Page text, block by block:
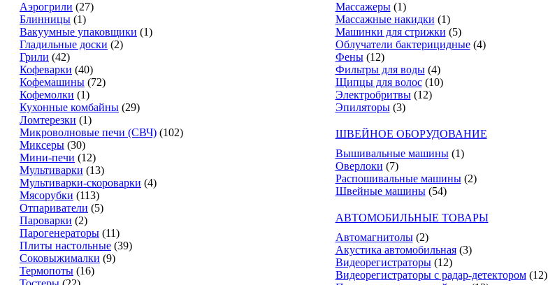
Аэрогрили (27)
Блинницы (1)
Вакуумные упаковщики (1)
Гладильные доски (2)
Грили (42)
Кофеварки (40)
Кофемашины (72)
Кофемолки (1)
Кухонные комбайны (29)
Ломтерезки (1)
Микроволновые печи (СВЧ) (102)
Миксеры (30)
Мини-печи (12)
Мультиварки (13)
Мультиварки-скороварки (4)
Мясорубки (113)
Отпариватели (5)
Пароварки (2)
Парогенераторы (11)
Плиты настольные (39)
Соковыжималки (9)
Термопоты (16)
Массажеры (1)
Массажные накидки (1)
Машинки для стрижки (5)
Облучатели бактерицидные (4)
Фены (12)
Фильтры для воды (4)
Щипцы для волос (10)
Электробритвы (12)
Эпиляторы (3)
ШВЕЙНОЕ ОБОРУДОВАНИЕ
Вышивальные машины (1)
Оверлоки (7)
Распошивальные машины (2)
Швейные машины (54)
АВТОМОБИЛЬНЫЕ ТОВАРЫ
Автомагнитолы (2)
Акустика автомобильная (3)
Видеорегистраторы (12)
Видеорегистраторы с радар-детектором (12)